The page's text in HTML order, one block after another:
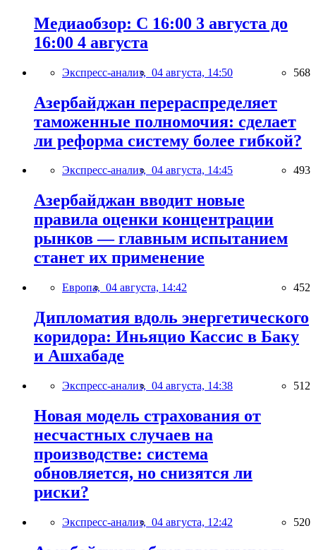
Медиаобзор: С 16:00 3 августа до
16:00 4 августа
Экспресс-анализ, 04 августа, 14:50 568
Азербайджан перераспределяет
таможенные полномочия: сделает
ли реформа систему более гибкой?
Экспресс-анализ, 04 августа, 14:45 493
Азербайджан вводит новые
правила оценки концентрации
рынков — главным испытанием
станет их применение
Европа, 04 августа, 14:42 452
Дипломатия вдоль энергетического
коридора: Иньяцио Кассис в Баку
и Ашхабаде
Экспресс-анализ, 04 августа, 14:38 512
Новая модель страхования от
несчастных случаев на
производстве: система
обновляется, но снизятся ли
риски?
Экспресс-анализ, 04 августа, 12:42 520